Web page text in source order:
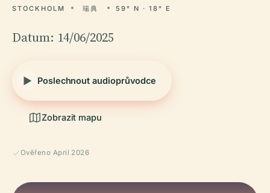
STOCKHOLM 瑞典 59° N · 18° E
Datum: 14/06/2025
Poslechnout audioprůvodce
Zobrazit mapu
Ověřeno April 2026